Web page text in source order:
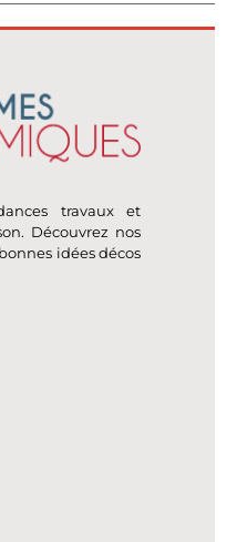
travaux et
Découvrez nos
idées décos